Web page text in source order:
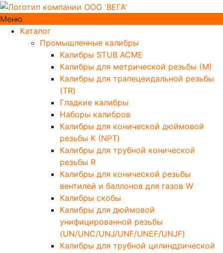
Меню
Каталог
Промышленные калибры
Калибры STUB ACME
Калибры для метрической резьбы (М)
Калибры для трапецеидальной резьбы
(TR)
Гладкие калибры
Наборы калибров
Калибры для конической дюймовой
резьбы К (NPT)
Калибры для трубной конической
резьбы R
Калибры для конической резьбы
вентилей и баллонов для газов W
Калибры скобы
Калибры для дюймовой
унифицированной резьбы
(UN/UNC/UNJ/UNF/UNEF/UNJF)
Калибры для трубной цилиндрической